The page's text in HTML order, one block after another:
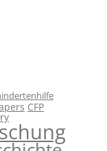
CFP